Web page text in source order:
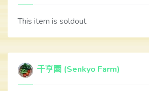
This item is soldout
千亨園 (Senkyo Farm)